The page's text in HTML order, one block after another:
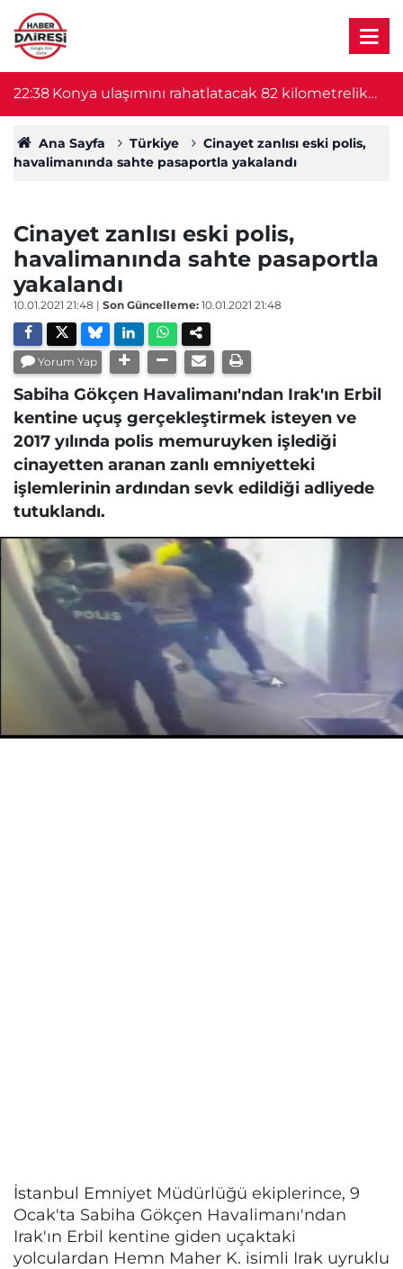
22:15Konya'da milyonluk soygun planı 24 saat
sürdü! Şüpheliler yakalandı
Ana Sayfa Türkiye
Cinayet zanlısı eski polis,
havalimanında sahte pasaportla yakalandı
Cinayet zanlısı eski polis,
havalimanında sahte pasaportla
yakalandı
10.01.2021 21:48 | Son Güncelleme: 10.01.2021 21:48
Yorum Yap
Sabiha Gökçen Havalimanı'ndan Irak'ın Erbil
kentine uçuş gerçekleştirmek isteyen ve
2017 yılında polis memuruyken işlediği
cinayetten aranan zanlı emniyetteki
işlemlerinin ardından sevk edildiği adliyede
tutuklandı.
İstanbul Emniyet Müdürlüğü ekiplerince, 9
Ocak'ta Sabiha Gökçen Havalimanı'ndan
Irak'ın Erbil kentine giden uçaktaki
yolculardan Hemn Maher K. isimli Irak uyruklu